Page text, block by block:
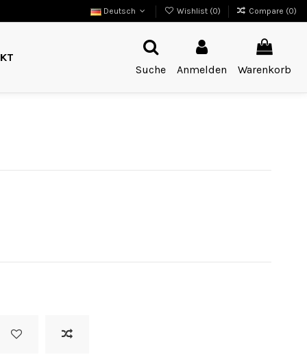
Deutsch Wishlist (0) Compare (0)
Suche
Anmelden Warenkorb